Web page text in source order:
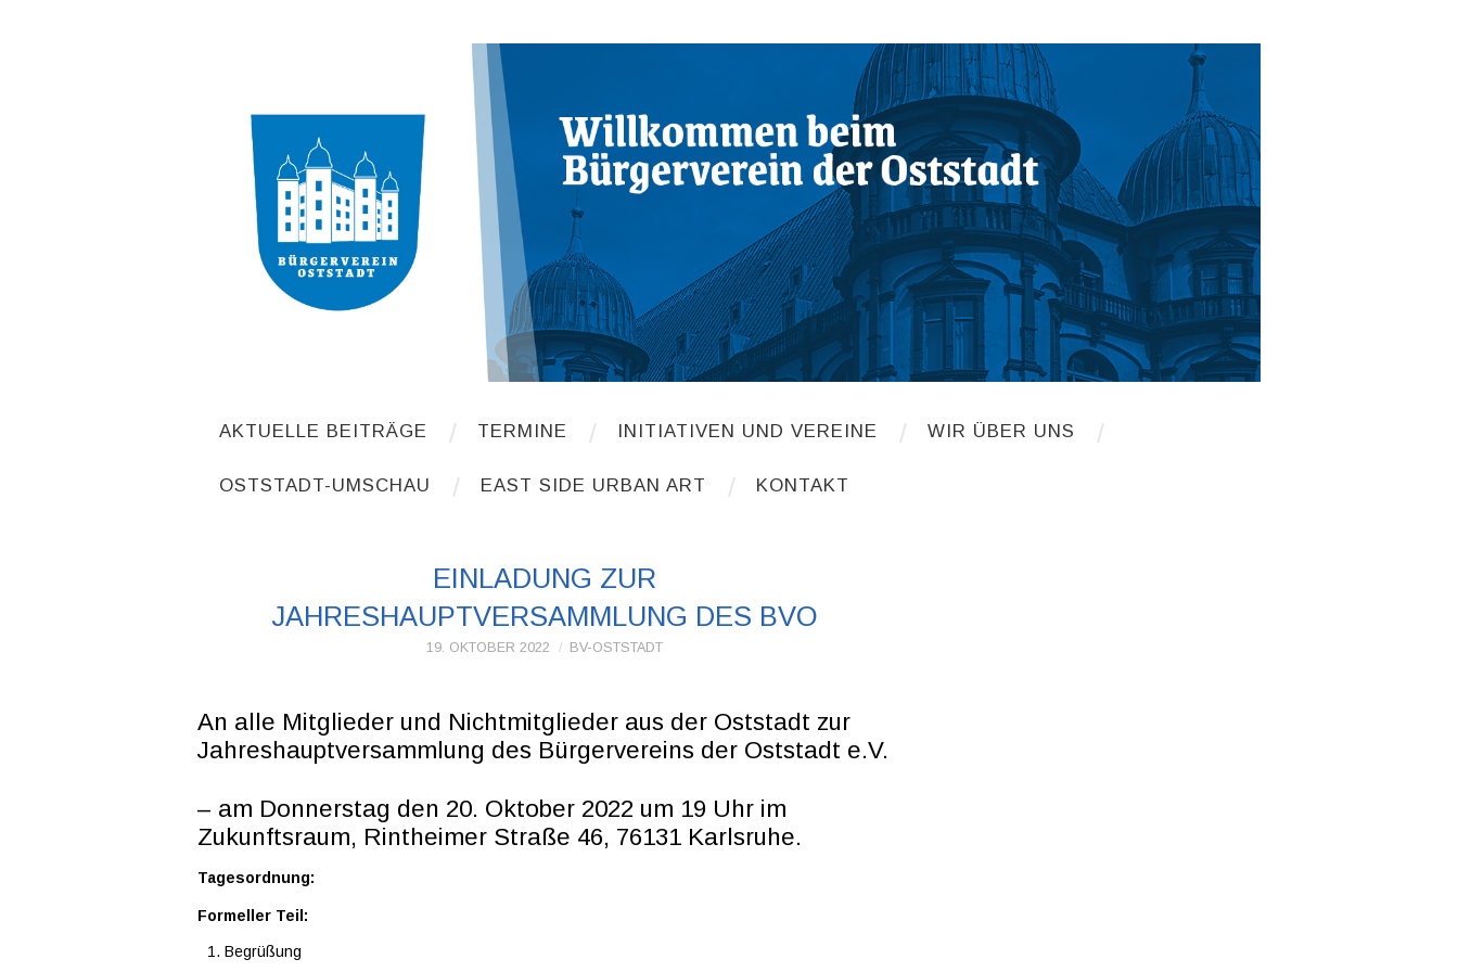
AKTUELLE BEITRÄGE TERMINE INITIATIVEN UND VEREINE WIR ÜBER UNS
OSTSTADT-UMSCHAU EAST SIDE URBAN ART KONTAKT
EINLADUNG ZUR
JAHRESHAUPTVERSAMMLUNG DES BVO
19. OKTOBER 2022 BV-OSTSTADT
An alle Mitglieder und Nichtmitglieder aus der Oststadt zur
Jahreshauptversammlung des Bürgervereins der Oststadt e.V.
– am Donnerstag den 20. Oktober 2022 um 19 Uhr im
Zukunftsraum, Rintheimer Straße 46, 76131 Karlsruhe.
Tagesordnung:
Formeller Teil:
Begrüßung